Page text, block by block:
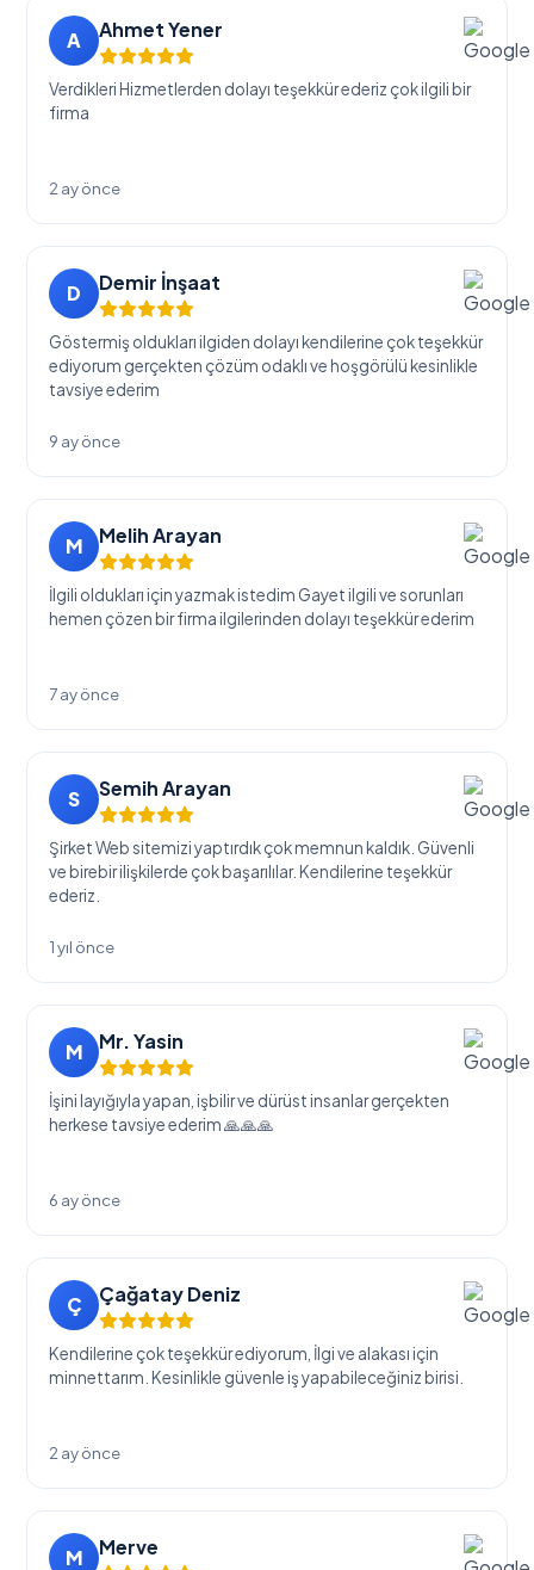
A Ahmet Yener
Verdikleri Hizmetlerden dolayı teşekkür ederiz çok ilgili bir
firma
2 ay önce
D Demir İnşaat
Göstermiş oldukları ilgiden dolayı kendilerine çok teşekkür
ediyorum gerçekten çözüm odaklı ve hoşgörülü kesinlikle
tavsiye ederim
9 ay önce
M Melih Arayan
İlgili oldukları için yazmak istedim Gayet ilgili ve sorunları
hemen çözen bir firma ilgilerinden dolayı teşekkür ederim
7 ay önce
S Semih Arayan
Şirket Web sitemizi yaptırdık çok memnun kaldık. Güvenli
ve birebir ilişkilerde çok başarılılar. Kendilerine teşekkür
ederiz.
1 yıl önce
M Mr. Yasin
İşini layığıyla yapan, işbilir ve dürüst insanlar gerçekten
herkese tavsiye ederim 🙏🙏🙏
6 ay önce
Ç Çağatay Deniz
Kendilerine çok teşekkür ediyorum, İlgi ve alakası için
minnettarım. Kesinlikle güvenle iş yapabileceğiniz birisi.
2 ay önce
M Merve